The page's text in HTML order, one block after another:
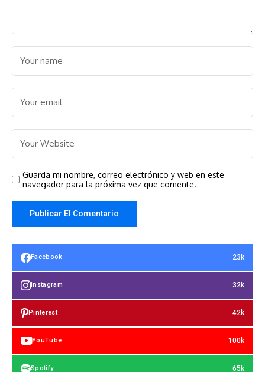
Guarda mi nombre, correo electrónico y web en este
navegador para la próxima vez que comente.
Facebook 23k
Instagram 32k
Pinterest 42k
YouTube 100k
Spotify 65k